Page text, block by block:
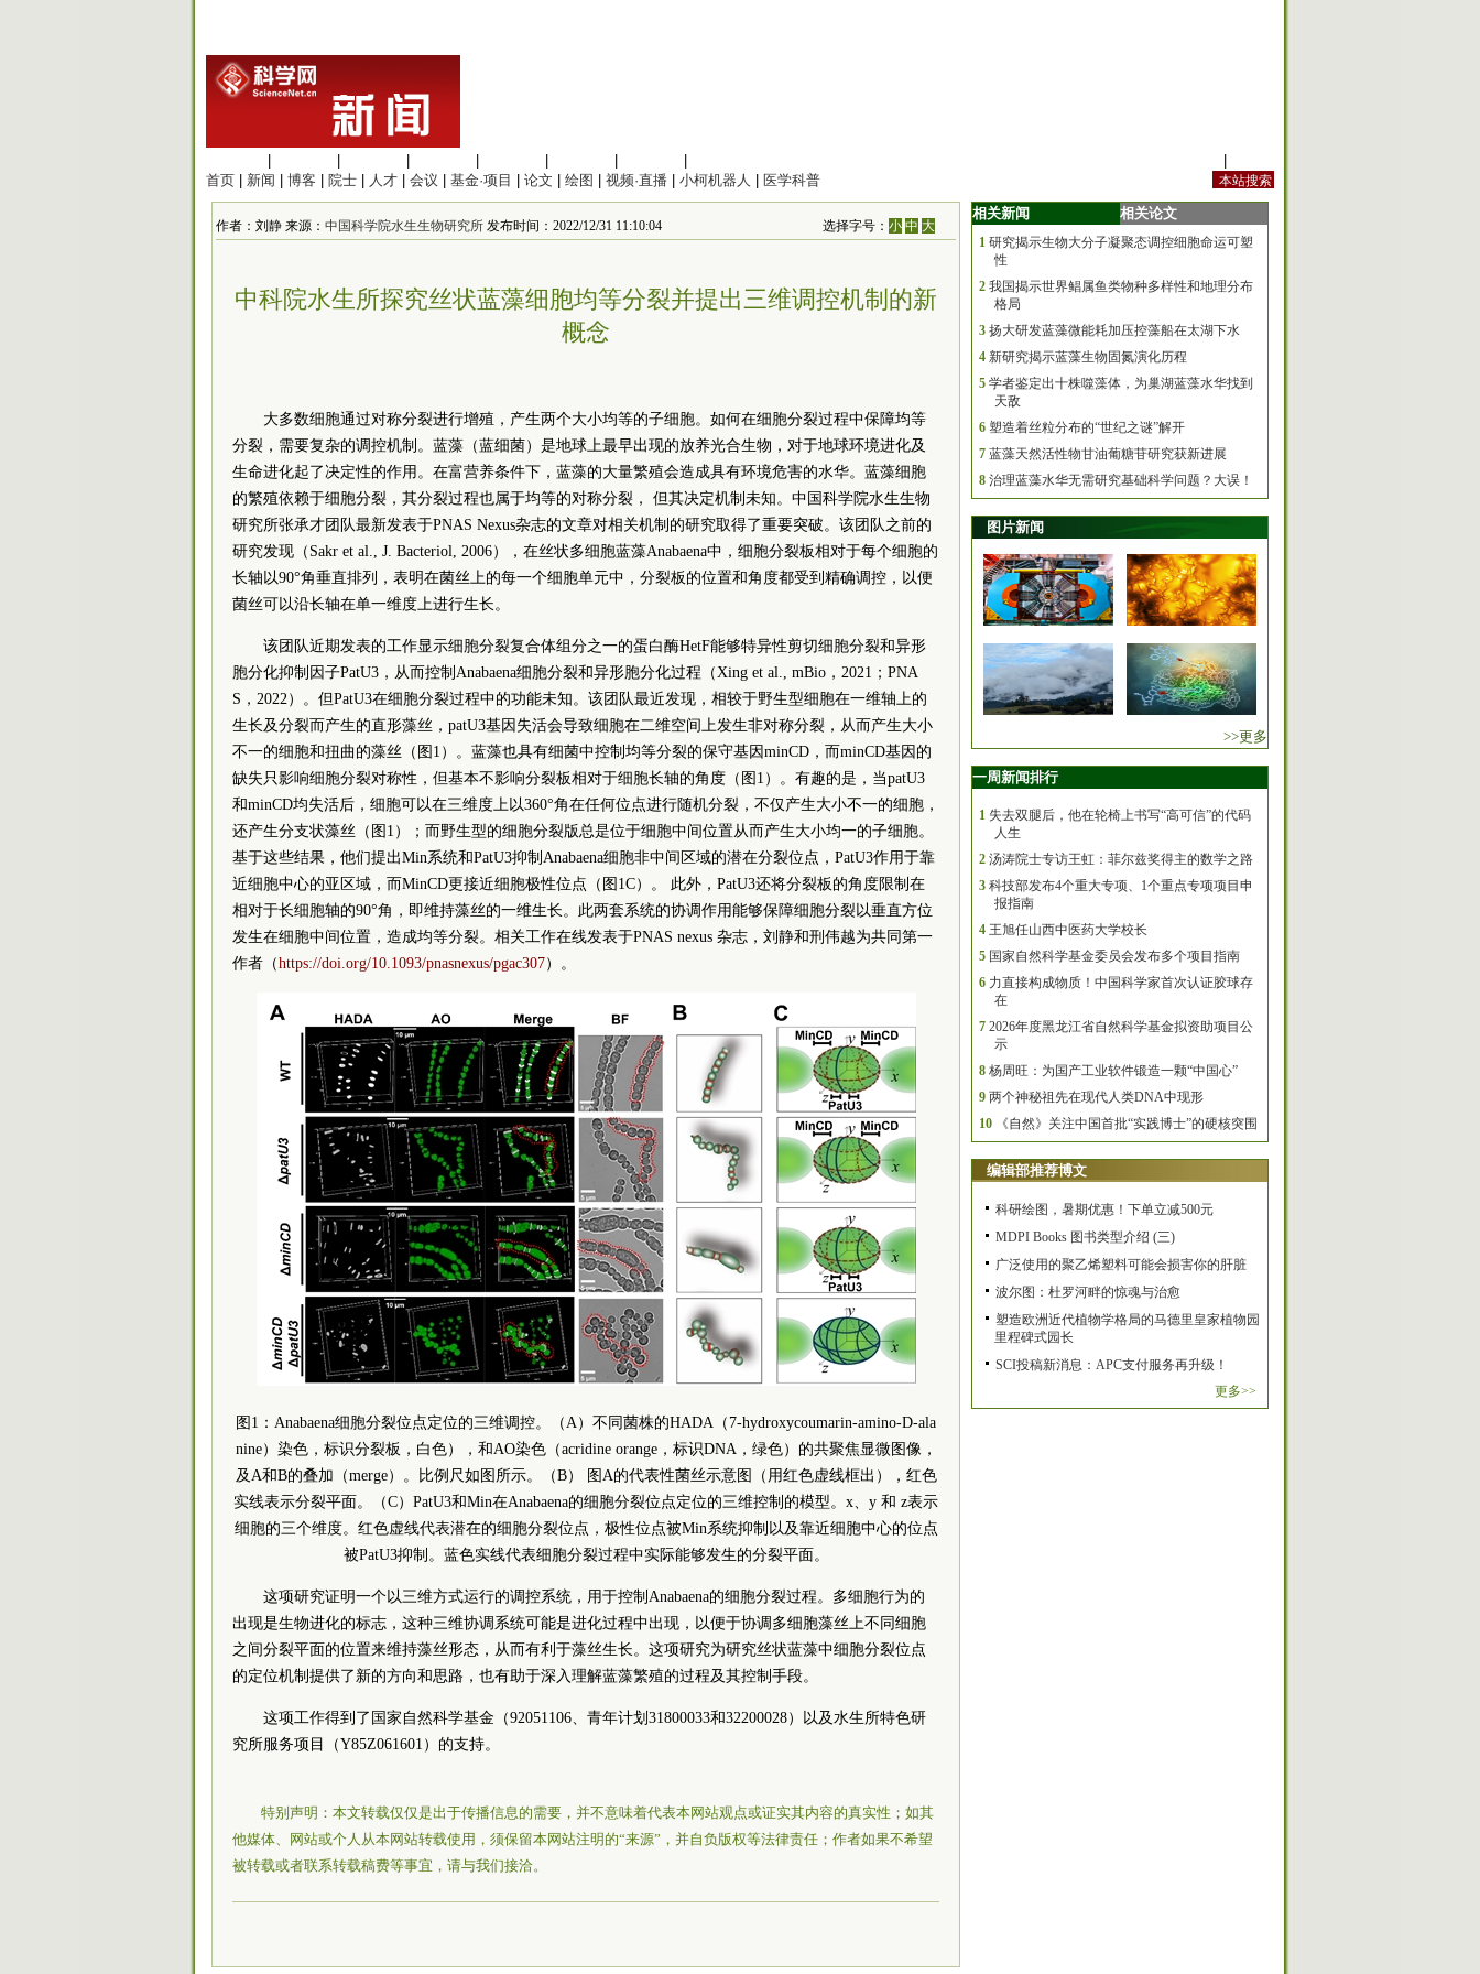
首页
新闻 博客 院士 人才 会议 基金·项目 论文 绘图 视频·直播 小柯机器人 医学科普
作者：刘静 来源： 中国科学院水生生物研究所 发布时间：2022/12/31 11:10:04 选择字号：小 中 大
中科院水生所探究丝状蓝藻细胞均等分裂并提出三维调控机制的新
概念
大多数细胞通过对称分裂进行增殖，产生两个大小均等的子细胞。如何在细胞分裂过程中保障均等
分裂，需要复杂的调控机制。蓝藻（蓝细菌）是地球上最早出现的放养光合生物，对于地球环境进化及
生命进化起了决定性的作用。在富营养条件下，蓝藻的大量繁殖会造成具有环境危害的水华。蓝藻细胞
的繁殖依赖于细胞分裂，其分裂过程也属于均等的对称分裂， 但其决定机制未知。中国 科学院水生生物
研究所张承才团队最新发表于PNAS Nexus杂志的文章对相关机制的研究取得了重要突破。该团队之前的
研究发现（Sakr et al., J. Bacteriol, 2006），在丝状多细胞蓝藻Anabaena中，细胞分裂板相对于每个细胞的
长轴以90°角垂直排列，表明在菌丝上的每一个细胞单元中，分裂板的位置和角度都受到精确调控，以便
菌丝可以沿长轴在单一维度上进行生长。
该团队近期发表的工作显示细胞分裂复合体组分之一的蛋白酶HetF能够特异性剪切细胞分裂和异形
胞分化抑制因子PatU3，从而控制Anabaena细胞分裂和异形胞分化过程（Xing et al., mBio，2021；PNA
S，2022）。但PatU3在细胞分裂过程中的功能未知。该团队最近发现，相较于野生型细胞在一维轴上的
生长及分裂而产生的直形藻丝，patU3基因失活会导致细胞在二维空间上发生非对称分裂，从而产生大小
不一的细胞和扭曲的藻丝（图1）。蓝藻也具有细菌中控制均等分裂的保守基因minCD，而minCD基因的
缺失只影响细胞分裂对称性，但基本不影响分裂板相对于细胞长轴的角度（图1）。有趣的是，当patU3
和minCD均失活后，细胞可以在三维度上以360°角在任何位点进行随机分裂，不仅产生大小不一的细胞，
还产生分支状藻丝（图1）；而野生型的细胞分裂版总是位于细胞中间位置从而产生大小均一的子细胞。
基于这些结果，他们提出Min系统和PatU3抑制Anabaena细胞非中间区域的潜在分裂位点，PatU3作用于靠
近细胞中心的亚区域，而MinCD更接近细胞极性位点（图1C）。 此外，PatU3还将分裂板的角度限制在
相对于长细胞轴的90°角，即维持藻丝的一维生长。此两套系统的协调作用能够保障细胞分裂以垂直方位
发生在细胞中间位置，造成均等分裂。相关工作在线发表于PNAS nexus 杂志，刘静和刑伟越为共同第一
作者（https://doi.org/10.1093/pnasnexus/pgac307）。
图1：Anabaena细胞分裂位点定位的三维调控。（A）不同菌株的HADA（7-hydroxycoumarin-amino-D-ala
nine）染色，标识分裂板，白色），和AO染色（acridine orange，标识DNA，绿色）的共聚焦显微图像，
及A和B的叠加（merge）。比例尺如图所示。（B） 图A的代表性菌丝示意图（用红色虚线框出），红色
实线表示分裂平面。（C）PatU3和Min在Anabaena的细胞分裂位点定位的三维控制的模型。x、y 和 z表示
细胞的三个维度。红色虚线代表潜在的细胞分裂位点，极性位点被Min系统抑制以及靠近细胞中心的位点
被PatU3抑制。蓝色实线代表细胞分裂过程中实际能够发生的分裂平面。
这项研究证明一个以三维方式运行的调控系统，用于控制Anabaena的细胞分裂过程。多细胞行为的
出现是生物进化的标志，这种三维协调系统可能是进化过程中出现，以便于协调多细胞藻丝上不同细胞
之间分裂平面的位置来维持藻丝形态，从而有利于藻丝生长。这项研究为研究丝状蓝藻中细胞分裂位点
的定位机制提供了新的方向和思路，也有助于深入理解蓝藻繁殖的过程及其控制手段。
这项工作得到了国家自然科学基金（92051106、青年计划31800033和32200028）以及水生所特色研
究所服务项目（Y85Z061601）的支持。
特别声明：本文转载仅仅是出于传播信息的需要，并不意味着代表本网站观点或证实其内容的真实性；如其
他媒体、网站或个人从本网站转载使用，须保留本网站注明的“来源”，并自负版权等法律责任；作者如果不希望
被转载或者联系转载稿费等事宜，请与我们接洽。
相关新闻 相关论文
1 研究揭示生物大分子凝聚态调控细胞命运可塑
性
2 我国揭示世界鲳属鱼类物种多样性和地理分布
格局
3 扬大研发蓝藻微能耗加压控藻船在太湖下水
4 新研究揭示蓝藻生物固氮演化历程
5 学者鉴定出十株噬藻体，为巢湖蓝藻水华找到
天敌
6 塑造着丝粒分布的“世纪之谜”解开
7 蓝藻天然活性物甘油葡糖苷研究获新进展
8 治理蓝藻水华无需研究基础科学问题？大误！
图片新闻
>>更多
一周新闻排行
1 失去双腿后，他在轮椅上书写“高可信”的代码
人生
2 汤涛院士专访王虹：菲尔兹奖得主的数学之路
3 科技部发布4个重大专项、1个重点专项项目申
报指南
4 王旭任山西中医药大学校长
5 国家自然科学基金委员会发布多个项目指南
6 力直接构成物质！中国科学家首次认证胶球存
在
7 2026年度黑龙江省自然科学基金拟资助项目公
示
8 杨周旺：为国产工业软件锻造一颗“中国心”
9 两个神秘祖先在现代人类DNA中现形
10
《自然》关注中国首批“实践博士”的硬核突围
编辑部推荐博文
科研绘图，暑期优惠！下单立减500元
MDPI Books 图书类型介绍 (三)
广泛使用的聚乙烯塑料可能会损害你的肝脏
波尔图：杜罗河畔的惊魂与治愈
塑造欧洲近代植物学格局的马德里皇家植物园
里程碑式园长
SCI投稿新消息：APC支付服务再升级！
更多>>